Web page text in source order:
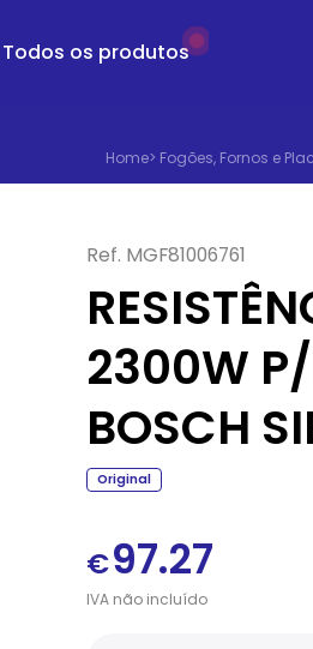
Todos os produtos
Home> Fogões, Fornos e
Ref. MGF81006761
2300W
BOSCH
Original
€97.27
IVAnãoincluído